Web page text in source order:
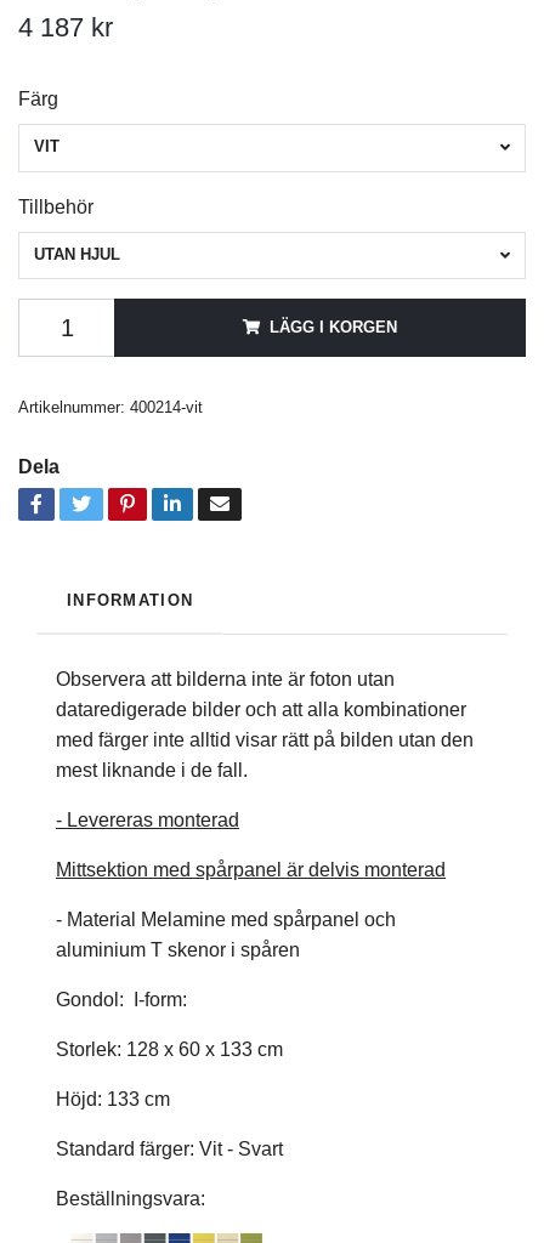
4 187 kr
Färg
VIT
Tillbehör
UTAN HJUL
LÄGG I KORGEN
Artikelnummer: 400214-vit
Dela
INFORMATION
Observera att bilderna inte är foton utan
dataredigerade bilder och att alla kombinationer
med färger inte alltid visar rätt på bilden utan den
mest liknande i de fall.
- Levereras monterad
Mittsektion med spårpanel är delvis monterad
- Material Melamine med spårpanel och
aluminium T skenor i spåren
Gondol: I-form:
Storlek: 128 x 60 x 133 cm
Höjd: 133 cm
Standard färger: Vit - Svart
Beställningsvara: